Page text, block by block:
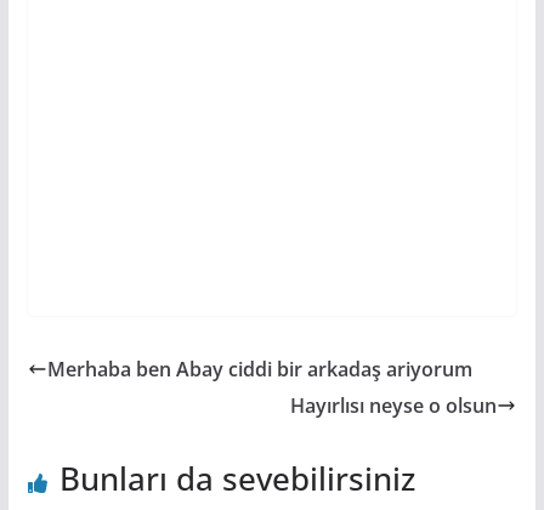
Merhaba ben Abay ciddi bir arkadaş ariyorum
Hayırlısı neyse o olsun
Bunları da sevebilirsiniz